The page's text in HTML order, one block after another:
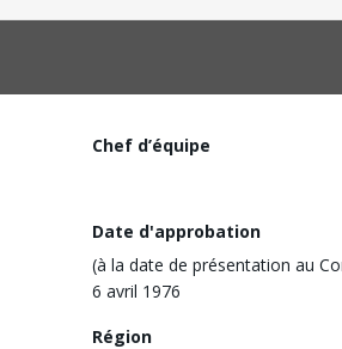
Chef d’équipe
Date d'approbation
(à la date de présentation au
6 avril 1976
Région